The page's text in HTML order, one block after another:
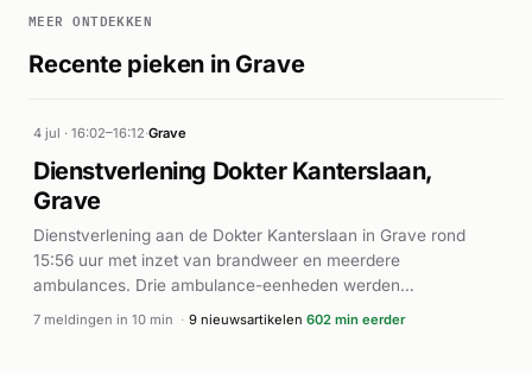
MEER ONTDEKKEN
Recente pieken in Grave
4 jul · 16:02–16:12·Grave
Dienstverlening Dokter Kanterslaan,
Grave
Dienstverlening aan de Dokter Kanterslaan in Grave rond
15:56 uur met inzet van brandweer en meerdere
ambulances. Drie ambulance-eenheden werden
opgeroepen, waaronder twee spoedeisende voertuigen (A1).
7 meldingen in 10 min · 9 nieuwsartikelen 602 min eerder